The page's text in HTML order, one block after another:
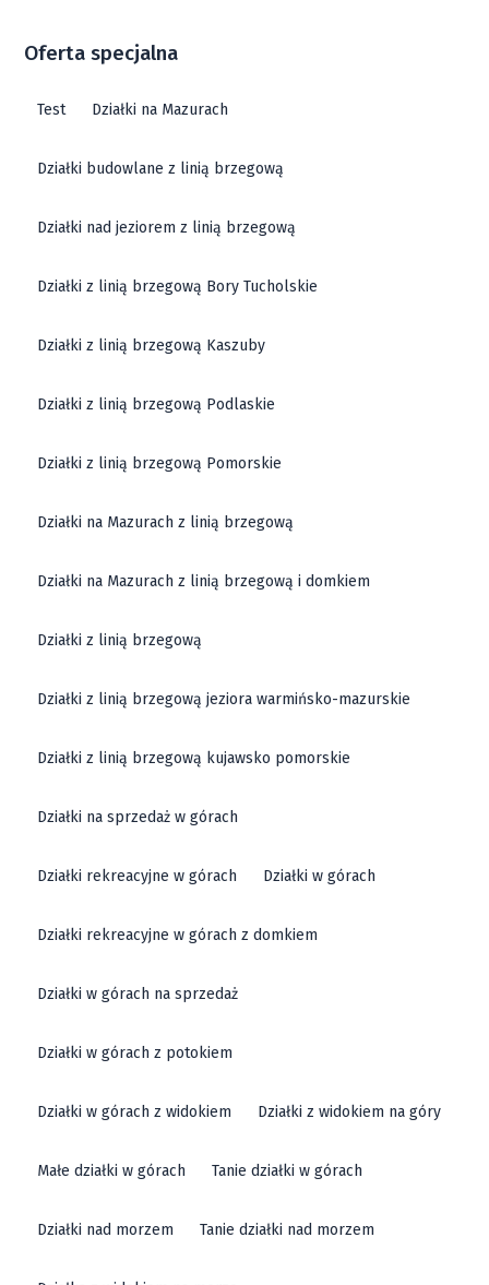
Oferta specjalna
Test Działki na Mazurach
Działki budowlane z linią brzegową
Działki nad jeziorem z linią brzegową
Działki z linią brzegową Bory Tucholskie
Działki z linią brzegową Kaszuby
Działki z linią brzegową Podlaskie
Działki z linią brzegową Pomorskie
Działki na Mazurach z linią brzegową
Działki na Mazurach z linią brzegową i domkiem
Działki z linią brzegową
Działki z linią brzegową jeziora warmińsko-mazurskie
Działki z linią brzegową kujawsko pomorskie
Działki na sprzedaż w górach
Działki rekreacyjne w górach Działki w górach
Działki rekreacyjne w górach z domkiem
Działki w górach na sprzedaż
Działki w górach z potokiem
Działki w górach z widokiem Działki z widokiem na góry
Małe działki w górach Tanie działki w górach
Działki nad morzem Tanie działki nad morzem